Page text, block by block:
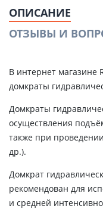
ОПИСАНИЕ
ОТЗЫВЫ И
В интернет магазине
домкраты
Домкраты
осуществления
также при
др.).
Домкрат
рекомендован для
и средней